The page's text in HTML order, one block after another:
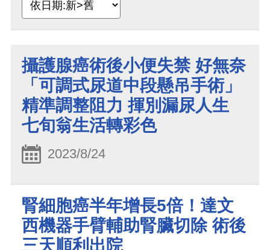
攝護腺癌術後小便失禁 好無奈
「可調式尿道中段懸吊手術」
精準調整阻力 揮別漏尿人生
七旬翁生活轉彩色
2023/8/24
腎細胞癌半年增長5倍！達文
西機器手臂輔助腎臟切除 術後
三天順利出院